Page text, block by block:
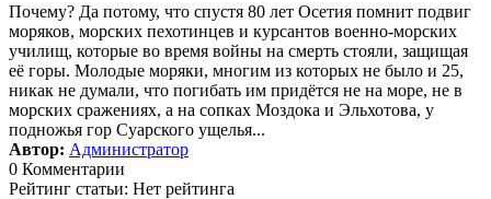
Почему? Да потому, что спустя 80 лет Осетия помнит подвиг
моряков, морских пехотинцев и курсантов военно-морских
училищ, которые во время войны на смерть стояли, защищая
её горы. Молодые моряки, многим из которых не было и 25,
никак не думали, что погибать им придётся не на море, не в
морских сражениях, а на сопках Моздока и Эльхотова, у
подножья гор Суарского ущелья...
Автор: Администратор
0 Комментарии
Рейтинг статьи: Нет рейтинга